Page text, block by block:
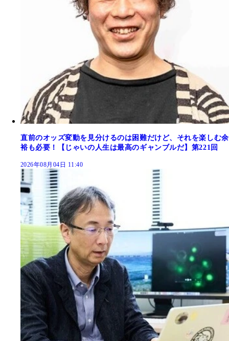
直前のオッズ変動を見分けるのは困難だけど、それを楽しむ余
裕も必要！【じゃいの人生は最高のギャンブルだ】第221回
2026年08月04日 11:40